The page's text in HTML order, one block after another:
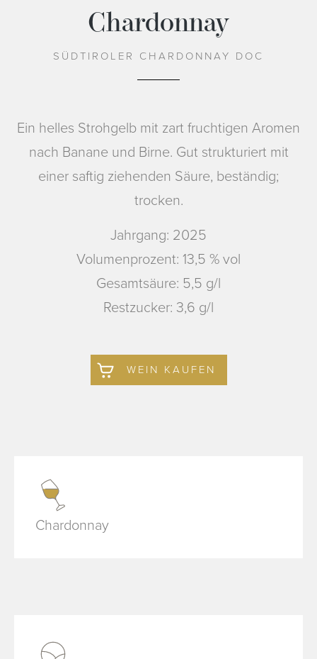
Chardonnay
SÜDTIROLER CHARDONNAY DOC
Ein helles Strohgelb mit zart fruchtigen Aromen
nach Banane und Birne. Gut strukturiert mit
einer saftig ziehenden Säure, beständig;
trocken.
Jahrgang: 2025
Volumenprozent: 13,5 % vol
Gesamtsäure: 5,5 g/l
Restzucker: 3,6 g/l
WEIN KAUFEN
Chardonnay